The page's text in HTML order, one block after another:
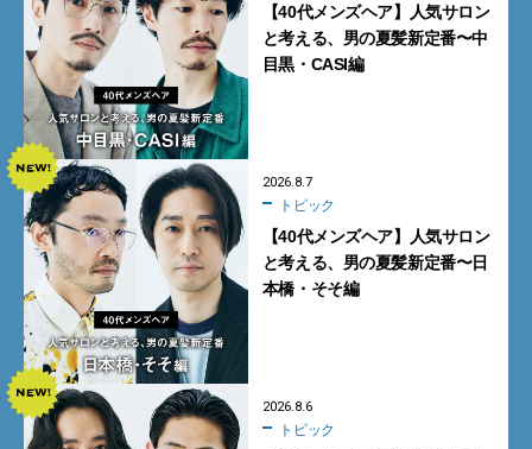
【40代メンズヘア】人気サロン
と考える、男の夏髪新定番〜中
目黒・CASI編
2026.8.7
トピック
【40代メンズヘア】人気サロン
と考える、男の夏髪新定番〜日
本橋・そそ編
2026.8.6
トピック